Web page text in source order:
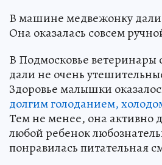
В машине медвежонку
Она оказалась совсем
В Подмосковье ветеринары
дали не очень
Здоровье малышки
долгим голоданием,
Тем не менее, она активно
любой ребенок
понравилась питательная